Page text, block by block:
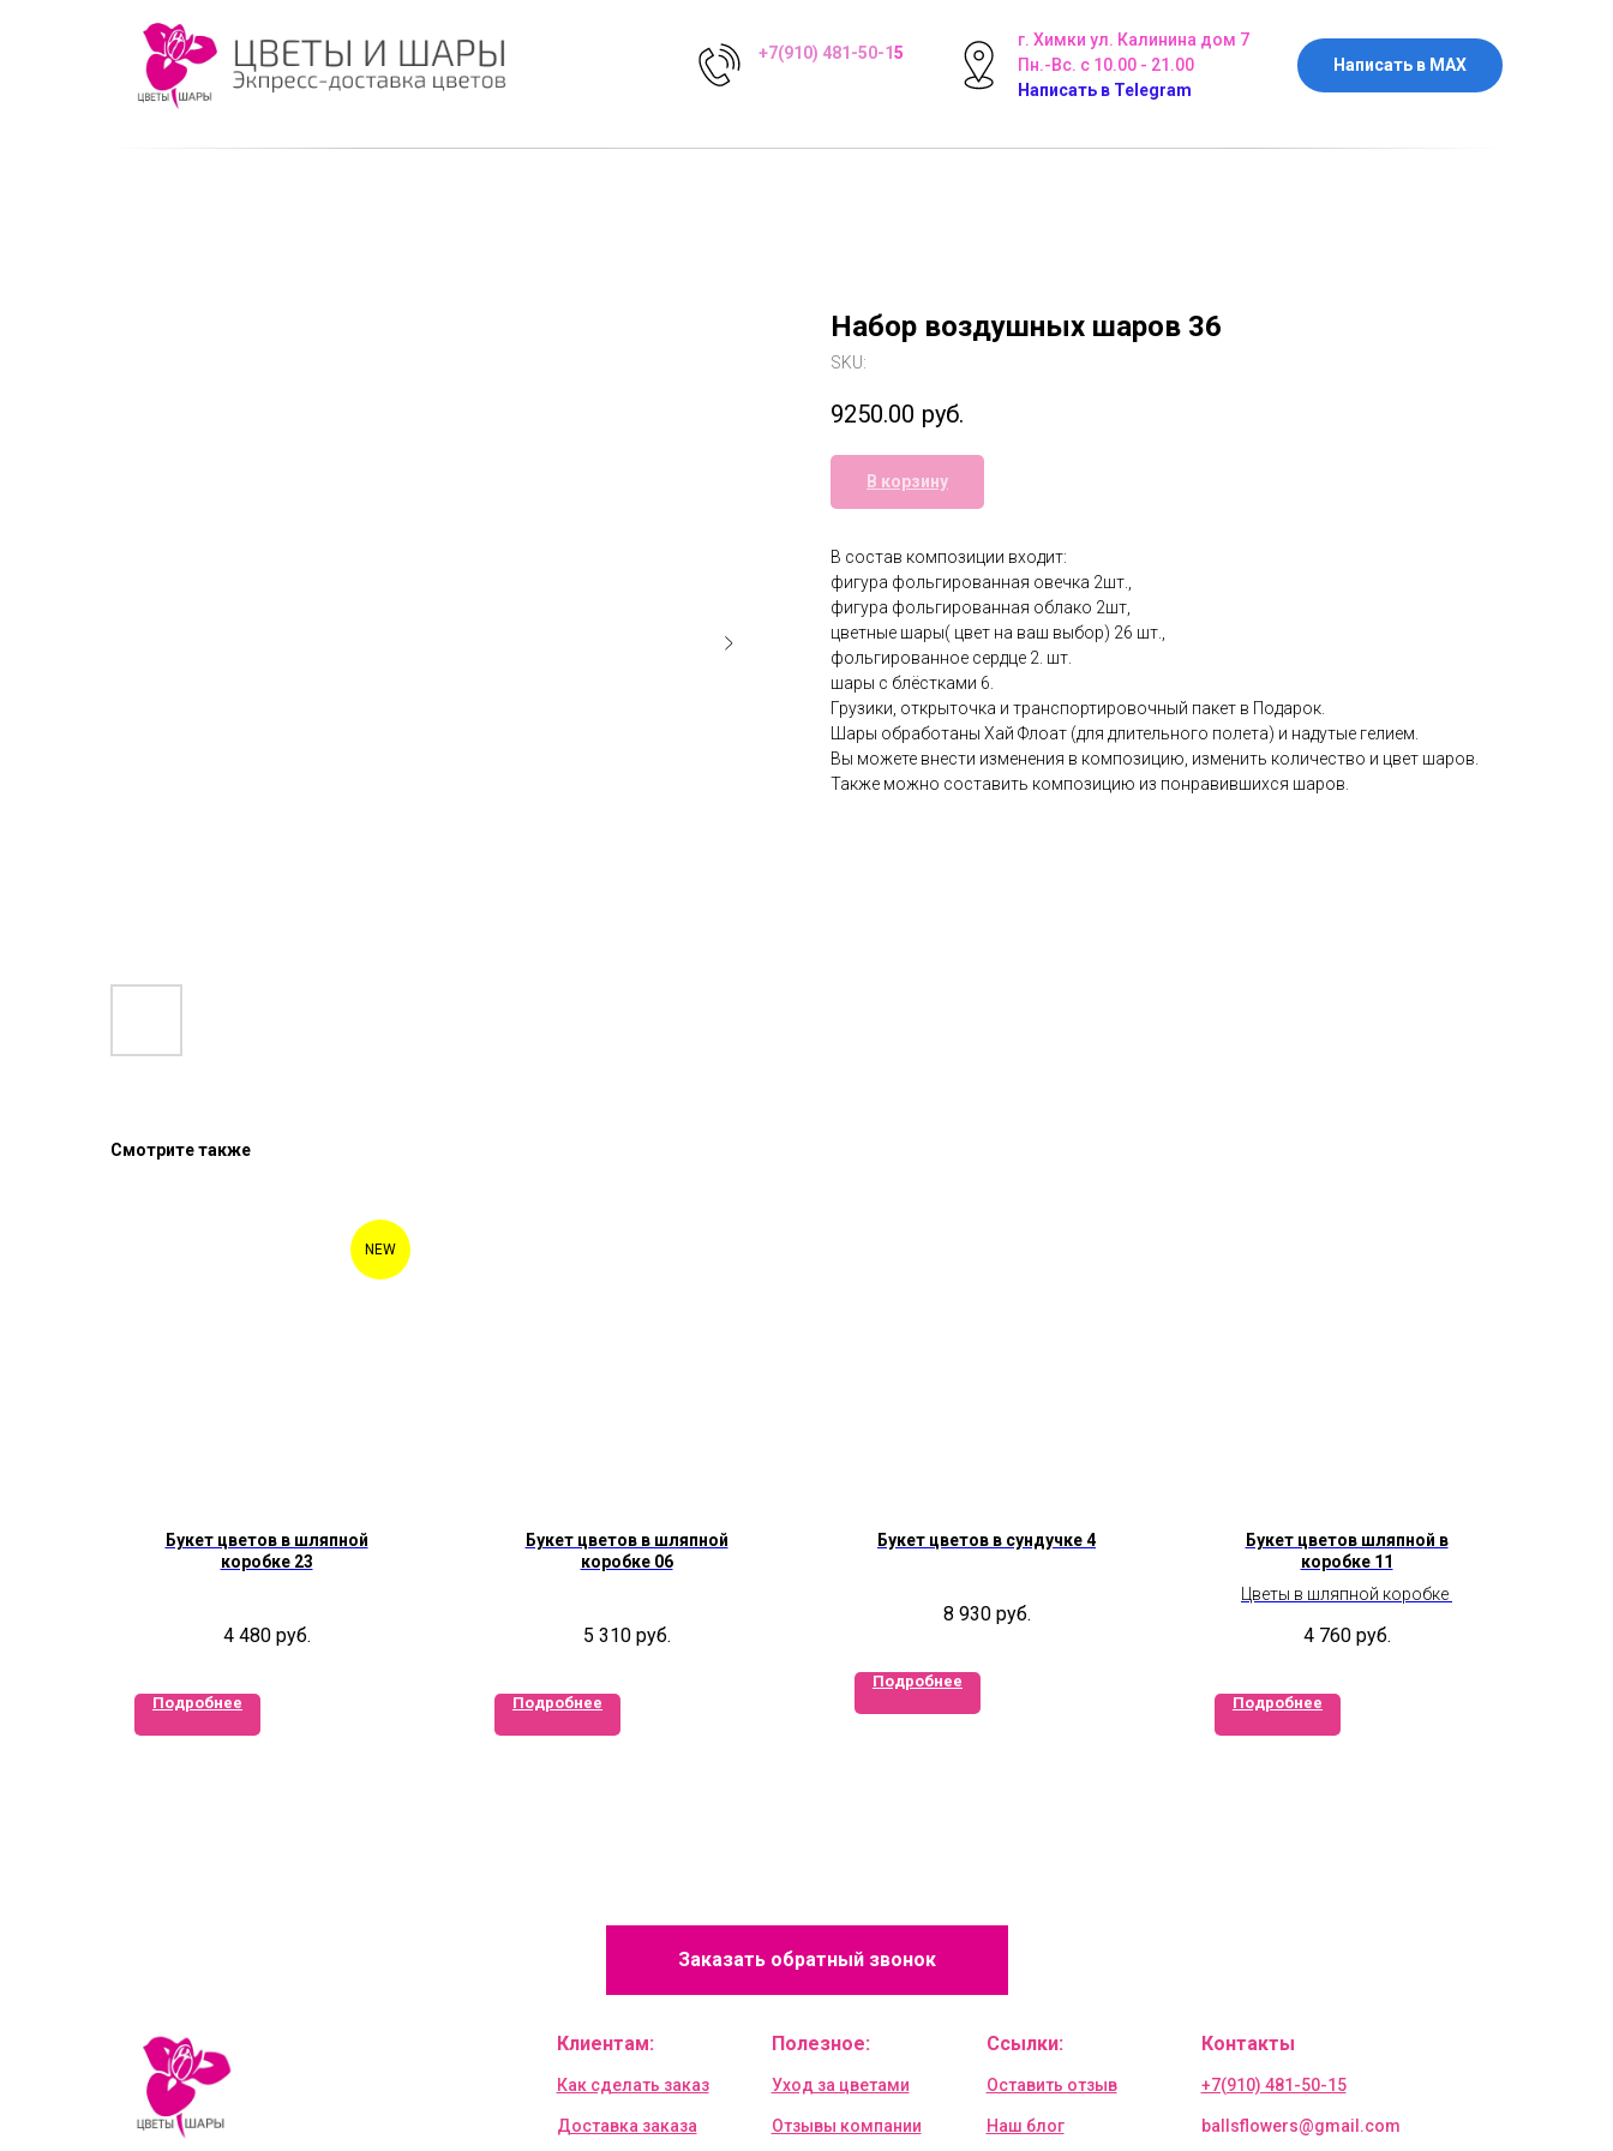
+7(910) 481-50-15
г. Химки ул. Калинина дом 7
Пн.-Вс. с 10.00 - 21.00
Написать в Telegram
Написать в MAX
Набор воздушных шаров 36
SKU:
9250.00 руб.
В корзину
В состав композиции входит:
фигура фольгированная овечка 2шт.,
фигура фольгированная облако 2шт,
цветные шары( цвет на ваш выбор) 26 шт.,
фольгированное сердце 2. шт.
шары с блёстками 6.
Грузики, открыточка и транспортировочный пакет в Подарок.
Шары обработаны Хай Флоат (для длительного полета) и надутые гелием.
Вы можете внести изменения в композицию, изменить количество и цвет шаров.
Также можно составить композицию из понравившихся шаров.
Смотрите также
NEW
Букет цветов в шляпной
коробке 23
4 480 руб.
Подробнее
Букет цветов в шляпной
коробке 06
5 310 руб.
Подробнее
Букет цветов в сундучке 4
8 930 руб.
Подробнее
Букет цветов шляпной в
коробке 11
Цветы в шляпной коробке
4 760 руб.
Подробнее
Заказать обратный звонок
Клиентам:
Как сделать заказ
Доставка заказа
Полезное:
Уход за цветами
Отзывы компании
Ссылки:
Оставить отзыв
Наш блог
Контакты
+7(910) 481-50-15
ballsflowers@gmail.com